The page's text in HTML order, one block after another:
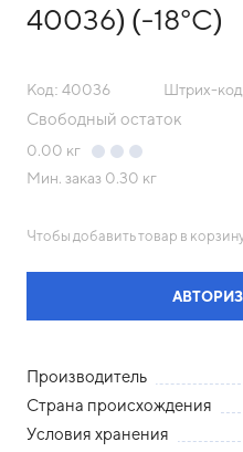
40036) (-18°С)
Код: 40036 Штрих-
Свободный остаток
0.00 кг
Мин. заказ 0.30 кг
Чтобы добавить товар в
Производитель
Страна происхождения
Условия хранения